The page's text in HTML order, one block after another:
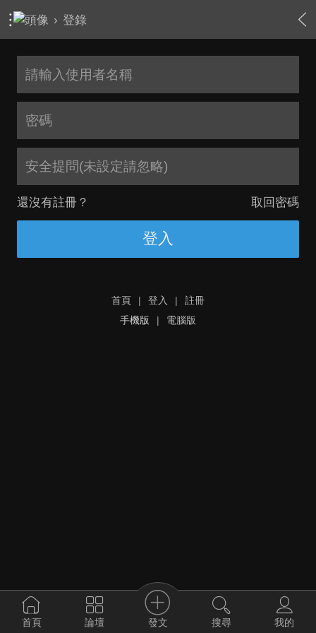
› 登錄
安全提問(未設定請忽略)
還沒有註冊？ 取回密碼
登入
首頁 | 登入 |
註冊
手機版
| 電腦版
首頁 論壇 發文 搜尋 我的